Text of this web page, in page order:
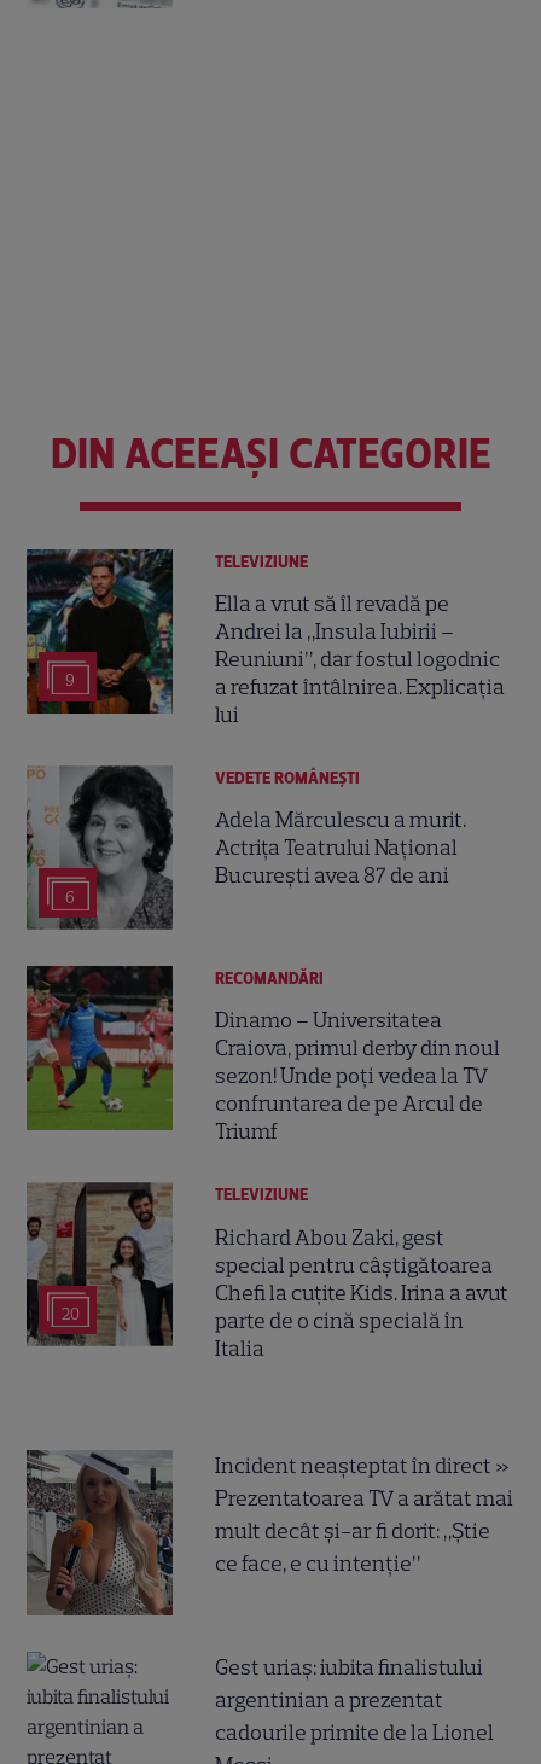
DIN ACEEAȘI CATEGORIE
9
TELEVIZIUNE
Ella a vrut să îl revadă pe
Andrei la „Insula Iubirii –
Reuniuni”, dar fostul logodnic
a refuzat întâlnirea. Explicația
lui
6
VEDETE ROMÂNEŞTI
Adela Mărculescu a murit.
Actrița Teatrului Național
București avea 87 de ani
RECOMANDĂRI
Dinamo – Universitatea
Craiova, primul derby din noul
sezon! Unde poți vedea la TV
confruntarea de pe Arcul de
Triumf
20
TELEVIZIUNE
Richard Abou Zaki, gest
special pentru câștigătoarea
Chefi la cuțite Kids. Irina a avut
parte de o cină specială în
Italia
Incident neașteptat în direct »
Prezentatoarea TV a arătat mai
mult decât și-ar fi dorit: „Știe
ce face, e cu intenție”
Gest uriaș: iubita finalistului
argentinian a prezentat
cadourile primite de la Lionel